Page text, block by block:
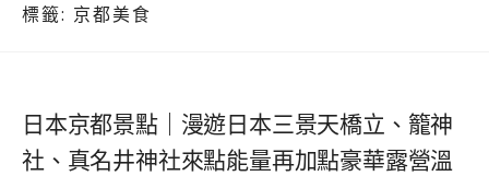
標籤: 京都美食
日本京都景點｜漫遊日本三景天橋立、籠神
社、真名井神社來點能量再加點豪華露營溫